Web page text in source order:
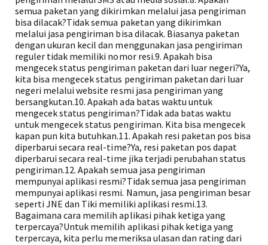
semua paketan yang dikirimkan melalui jasa pengiriman
bisa dilacak?Tidak semua paketan yang dikirimkan
melalui jasa pengiriman bisa dilacak. Biasanya paketan
dengan ukuran kecil dan menggunakan jasa pengiriman
reguler tidak memiliki nomor resi.9. Apakah bisa
mengecek status pengiriman paketan dari luar negeri?Ya,
kita bisa mengecek status pengiriman paketan dari luar
negeri melalui website resmi jasa pengiriman yang
bersangkutan.10. Apakah ada batas waktu untuk
mengecek status pengiriman?Tidak ada batas waktu
untuk mengecek status pengiriman. Kita bisa mengecek
kapan pun kita butuhkan.11. Apakah resi paketan pos bisa
diperbarui secara real-time?Ya, resi paketan pos dapat
diperbarui secara real-time jika terjadi perubahan status
pengiriman.12. Apakah semua jasa pengiriman
mempunyai aplikasi resmi?Tidak semua jasa pengiriman
mempunyai aplikasi resmi. Namun, jasa pengiriman besar
seperti JNE dan Tiki memiliki aplikasi resmi.13.
Bagaimana cara memilih aplikasi pihak ketiga yang
terpercaya?Untuk memilih aplikasi pihak ketiga yang
terpercaya, kita perlu memeriksa ulasan dan rating dari